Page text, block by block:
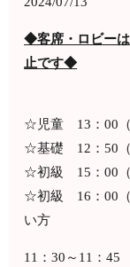
◆客席・ロビー
止です◆
☆児童 13：00（
☆基礎 12：50（
☆初級 15：00（
☆初級 16：00（
い方
11：30～11：